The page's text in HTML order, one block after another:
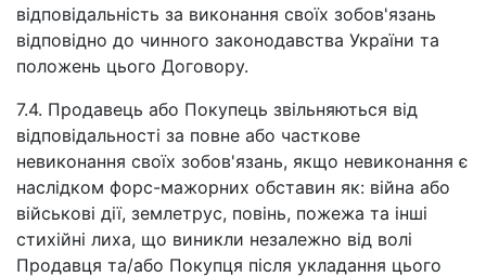
відповідальність за виконання своїх зобов'язань
відповідно до чинного законодавства України та
положень цього Договору.
7.4. Продавець або Покупець звільняються від
відповідальності за повне або часткове
невиконання своїх зобов'язань, якщо невиконання є
наслідком форс-мажорних обставин як: війна або
військові дії, землетрус, повінь, пожежа та інші
стихійні лиха, що виникли незалежно від волі
Продавця та/або Покупця після укладання цього